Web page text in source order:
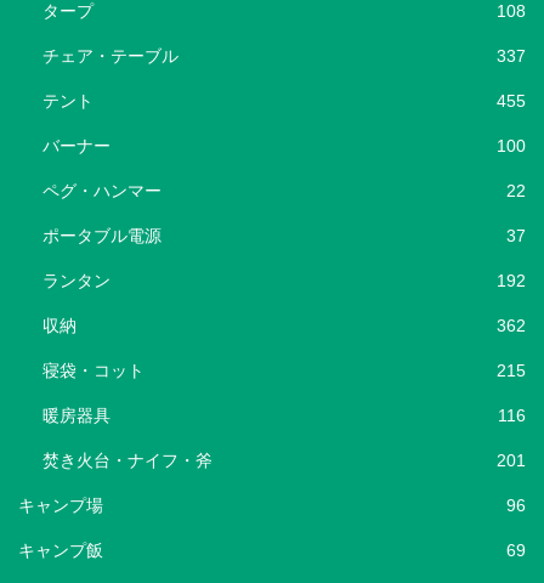
タープ 108
チェア・テーブル 337
テント 455
バーナー 100
ペグ・ハンマー 22
ポータブル電源 37
ランタン 192
収納 362
寝袋・コット 215
暖房器具 116
焚き火台・ナイフ・斧 201
キャンプ場 96
キャンプ飯 69